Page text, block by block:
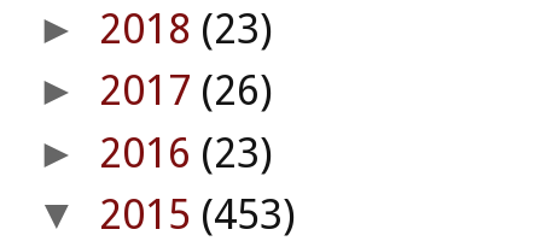
► 2018 (23)
► 2017 (26)
► 2016 (23)
▼ 2015 (453)